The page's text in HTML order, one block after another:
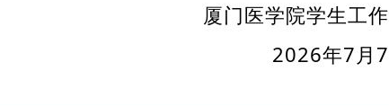
厦门医学院学生工
2026年7月